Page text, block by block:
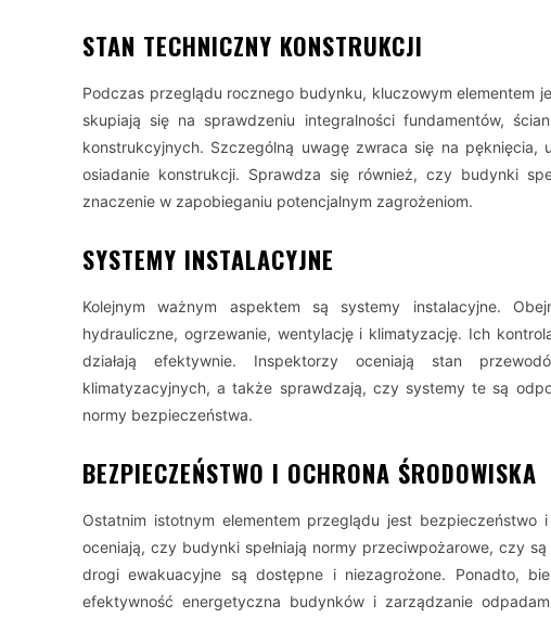
STAN TECHNICZNY KONSTRUKCJI
Podczas przeglądu rocznego budynku, kluczowym elementem
skupiają się na sprawdzeniu integralności fundamentów,
konstrukcyjnych. Szczególną uwagę zwraca się na pęknięcia,
osiadanie konstrukcji. Sprawdza się również, czy budynki
znaczenie w zapobieganiu potencjalnym zagrożeniom.
SYSTEMY INSTALACYJNE
Kolejnym ważnym aspektem są systemy instalacyjne.
hydrauliczne, ogrzewanie, wentylację i klimatyzację. Ich
działają efektywnie. Inspektorzy oceniają stan
klimatyzacyjnych, a także sprawdzają, czy systemy te są
normy bezpieczeństwa.
BEZPIECZEŃSTWO I OCHRONA ŚRODOWISKA
Ostatnim istotnym elementem przeglądu jest
oceniają, czy budynki spełniają normy przeciwpożarowe, czy
drogi ewakuacyjne są dostępne i niezagrożone. Ponadto,
efektywność energetyczna budynków i zarządzanie